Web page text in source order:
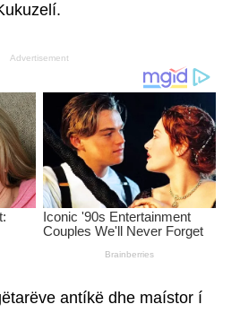
Advertisement
antíkë dhe maístor í